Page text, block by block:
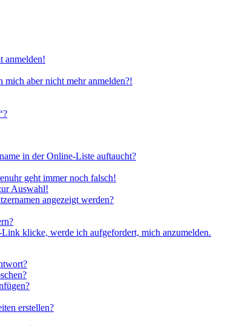
anmelden!
aber nicht mehr anmelden?!
in der Online-Liste auftaucht?
geht immer noch falsch!
Auswahl!
angezeigt werden?
klicke, werde ich aufgefordert, mich anzumelden.
erstellen?